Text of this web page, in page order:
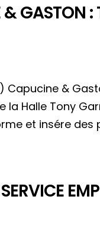
GASTON :
&
Halle Tony
et insére des